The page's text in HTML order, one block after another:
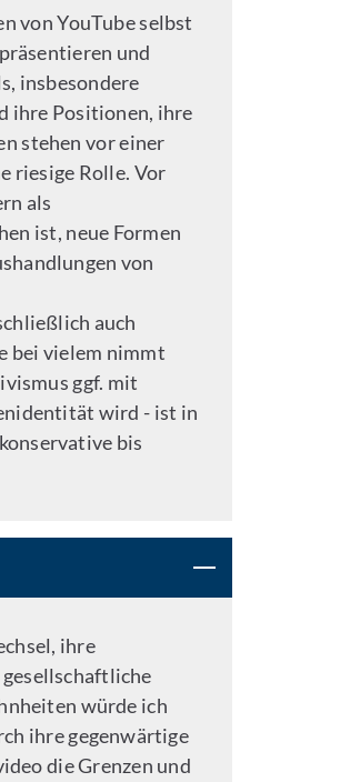
von YouTube selbst
und
insbesondere
ihre Positionen, ihre
stehen vor einer
riesige Rolle. Vor
als
ist, neue Formen
von
auch
bei vielem nimmt
ggf. mit
wird - ist in
bis
ihre
würde ich
ihre gegenwärtige
die Grenzen und